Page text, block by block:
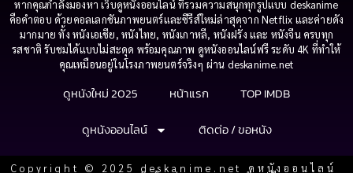
หากคุณกำลังมองหา เว็บดูหนังออนไลน์ ที่รวมความสนุกทุกรูปแบบ deskanime
คือคำตอบ ด้วยคอลเลกชันภาพยนตร์และซีรีส์ใหม่ล่าสุดจาก Netflix และค่ายดัง
มากมาย ทั้ง หนังเอเชีย, หนังไทย, หนังเกาหลี, หนังฝรั่ง และ หนังจีน ครบทุก
รสชาติ รับชมได้แบบไม่สะดุด พร้อมคุณภาพ ดูหนังออนไลน์ฟรี ระดับ 4K ที่ทำให้
คุณเหมือนอยู่ในโรงภาพยนตร์จริงๆ ผ่าน deskanime.net
ดูหนังใหม่ 2025 หน้าแรก
TOP IMDB
ดูหนังออนไลน์
ติดต่อ / ขอหนัง
Copyright © 2025 deskanime.net ดูหนังออนไลน์